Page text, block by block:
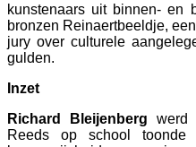
kunstenaars uit binnen- en
bronzen Reinaertbeeldje,
jury over culturele
gulden.
Inzet
Richard Bleijenberg werd
Reeds op school